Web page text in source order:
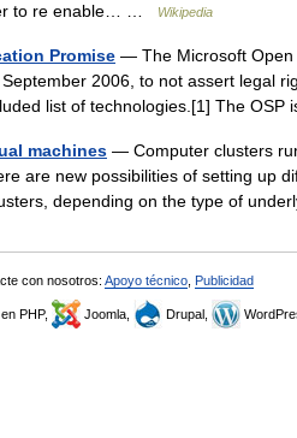
to re enable… …
Wikipedia
Promise — The Microsoft Open
2006, to not assert legal
list of technologies.[1] The
machines — Computer clusters
are new possibilities of setting up
depending on the type of
con nosotros: Apoyo técnico Publicidad
PHP, Joomla, Drupal,